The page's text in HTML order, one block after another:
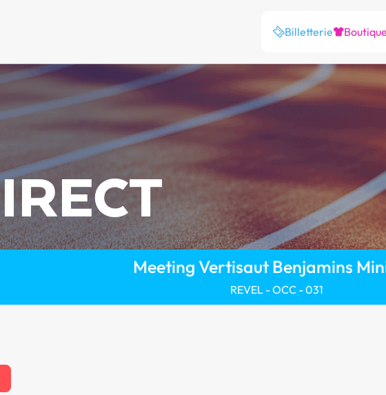
Billetterie Boutique
Meeting Vertisaut Benjamins
REVEL - OCC - 031